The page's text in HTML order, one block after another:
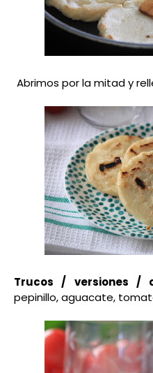
Abrimos por la mitad y
Trucos / versiones /
pepinillo, aguacate,